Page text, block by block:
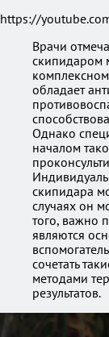
https://
Врачи
скипидаром
обладает
Однако
началом
скипидара
случаях он
того, важно
являются
сочетать
методами
результатов.